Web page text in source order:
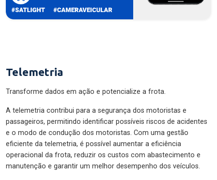
Telemetria
Transforme dados em ação e potencialize a frota.
A telemetria contribui para a segurança dos motoristas e
passageiros, permitindo identificar possíveis riscos de acidentes
e o modo de condução dos motoristas. Com uma gestão
eficiente da telemetria, é possível aumentar a eficiência
operacional da frota, reduzir os custos com abastecimento e
manutenção e garantir um melhor desempenho dos veículos.